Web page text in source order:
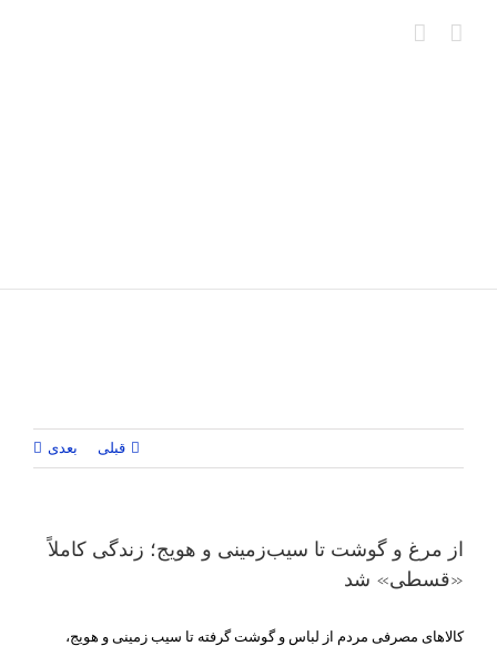
قبلی بعدی
از مرغ و گوشت تا سیب‌زمینی و هویج؛ زندگی کاملاً
«قسطی» شد
کالاهای مصرفی مردم از لباس و گوشت گرفته تا سیب زمینی و هویج،